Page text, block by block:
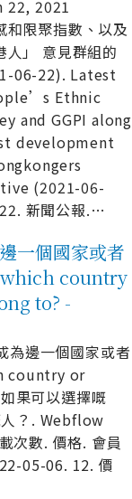
22, 2021
和限聚指數、以及
人」 意見群組的
06-22). Latest
Ethnic
and GGPI along
development
(2021-06-
新聞公報.…
一個國家或者
which country
to? -
為邊一個國家或者
country or
果可以選擇嘅
？. Webflow
數. 價格. 會員
05-06. 12. 價